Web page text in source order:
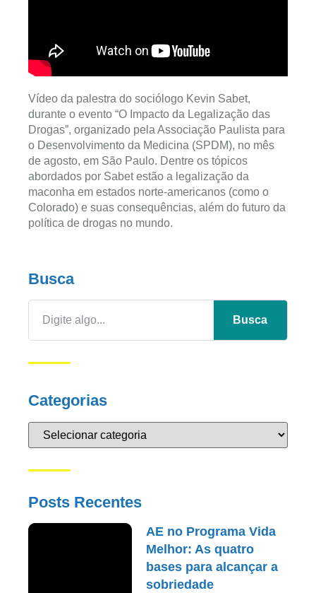
Vídeo da palestra do sociólogo Kevin Sabet,
durante o evento “O Impacto da Legalização das
Drogas”, organizado pela Associação Paulista para
o Desenvolvimento da Medicina (SPDM), no mês
de agosto, em São Paulo. Dentre os tópicos
abordados por Sabet estão a legalização da
maconha em estados norte-americanos (como o
Colorado) e suas consequências, além do futuro da
política de drogas no mundo.
Busca
Busca
Categorias
Posts Recentes
AE no Programa Vida
Melhor: As quatro
bases para alcançar a
sobriedade